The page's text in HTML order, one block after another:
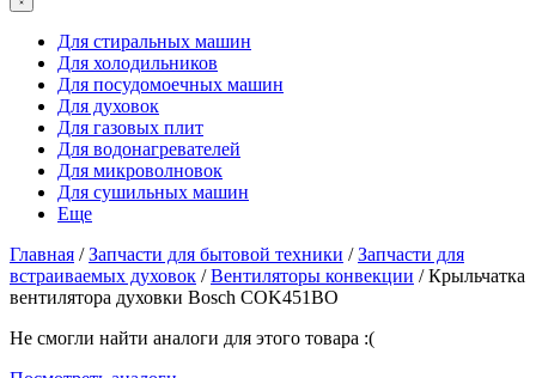
Для стиральных машин
Для холодильников
Для посудомоечных машин
Для духовок
Для газовых плит
Для водонагревателей
Для микроволновок
Для сушильных машин
Еще
Главная /Запчасти для бытовой техники /Запчасти для
встраиваемых духовок /Вентиляторы конвекции / Крыльчатка
вентилятора духовки Bosch COK451BO
Не смогли найти аналоги для этого товара :(